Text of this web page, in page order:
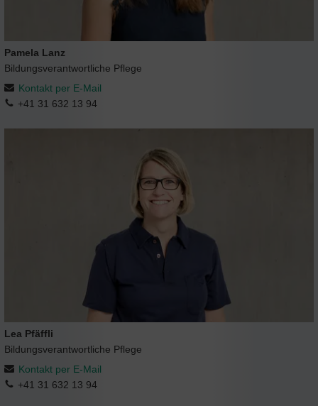
Pamela Lanz
Bildungsverantwortliche Pflege
Kontakt per E-Mail
+41 31 632 13 94
Lea Pfäffli
Bildungsverantwortliche Pflege
Kontakt per E-Mail
+41 31 632 13 94